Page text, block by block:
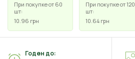
При покупке от 60
шт:
10.96 грн
При покупке от 120
шт:
10.64 грн
Годен до: